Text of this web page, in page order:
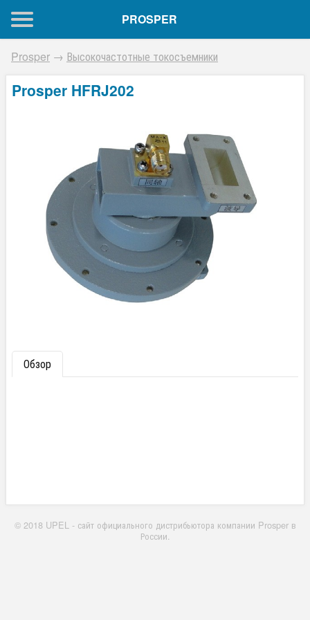
PROSPER
Prosper → Высокочастотные токосъемники
Prosper HFRJ202
Обзор
© 2018 UPEL - сайт официального дистрибьютора компании Prosper в
России.